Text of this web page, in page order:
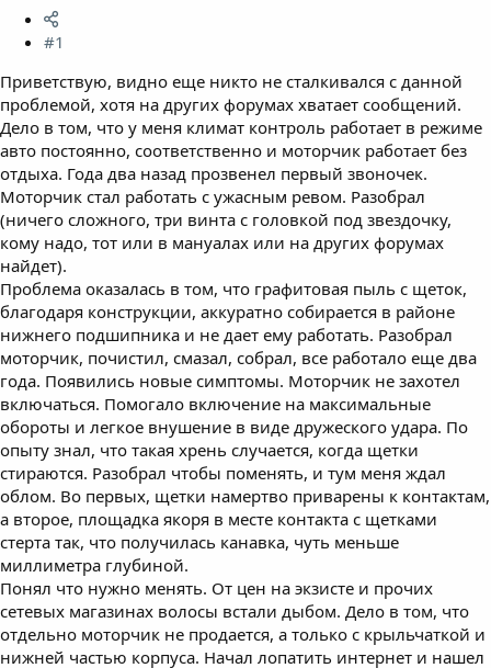
#1
Приветствую, видно еще никто не сталкивался с данной
проблемой, хотя на других форумах хватает сообщений.
Дело в том, что у меня климат контроль работает в режиме
авто постоянно, соответственно и моторчик работает без
отдыха. Года два назад прозвенел первый звоночек.
Моторчик стал работать с ужасным ревом. Разобрал
(ничего сложного, три винта с головкой под звездочку,
кому надо, тот или в мануалах или на других форумах
найдет).
Проблема оказалась в том, что графитовая пыль с щеток,
благодаря конструкции, аккуратно собирается в районе
нижнего подшипника и не дает ему работать. Разобрал
моторчик, почистил, смазал, собрал, все работало еще два
года. Появились новые симптомы. Моторчик не захотел
включаться. Помогало включение на максимальные
обороты и легкое внушение в виде дружеского удара. По
опыту знал, что такая хрень случается, когда щетки
стираются. Разобрал чтобы поменять, и тум меня ждал
облом. Во первых, щетки намертво приварены к контактам,
а второе, площадка якоря в месте контакта с щетками
стерта так, что получилась канавка, чуть меньше
миллиметра глубиной.
Понял что нужно менять. От цен на экзисте и прочих
сетевых магазинах волосы встали дыбом. Дело в том, что
отдельно моторчик не продается, а только с крыльчаткой и
нижней частью корпуса. Начал лопатить интернет и нашел